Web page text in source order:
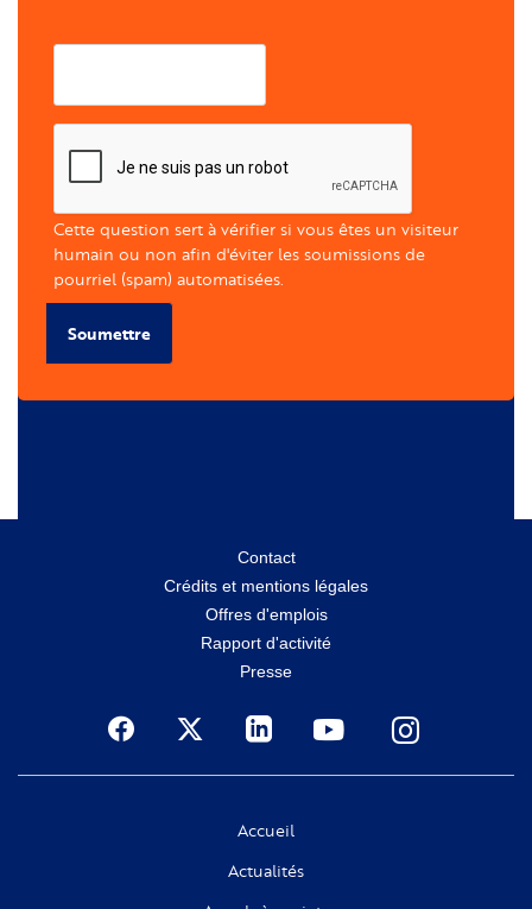
Cette question sert à vérifier si vous êtes un visiteur
humain ou non afin d'éviter les soumissions de
pourriel (spam) automatisées.
Soumettre
Contact
Crédits et mentions légales
Offres d'emplois
Rapport d'activité
Presse
Social
Accueil
Actualités